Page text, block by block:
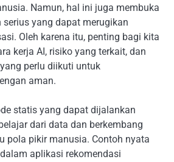
Namun, hal ini juga membuka
yang dapat merugikan
Oleh karena itu, penting bagi kita
kerja AI, risiko yang terkait, dan
perlu diikuti untuk
aman.
statis yang dapat dijalankan
dari data dan berkembang
pola pikir manusia. Contoh nyata
aplikasi rekomendasi